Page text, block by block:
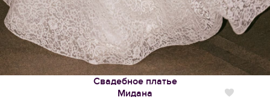
Свадебное платье
Мидана